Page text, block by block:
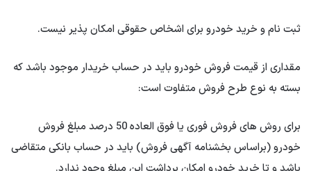
ثبت نام و خرید خودرو برای اشخاص حقوقی امکان پذیر نیست.
مقداری از قیمت فروش خودرو باید در حساب خریدار موجود باشد که
بسته به نوع طرح فروش متفاوت است:
برای روش های فروش فوری یا فوق العاده 50 درصد مبلغ فروش
خودرو (براساس بخشنامه آگهی فروش) باید در حساب بانکی متقاضی